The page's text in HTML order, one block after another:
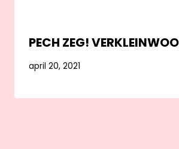
PECH ZEG!
april 20, 2021